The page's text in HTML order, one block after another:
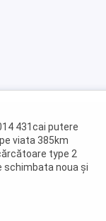
431cai putere
viata 385km
type 2
schimbata noua și